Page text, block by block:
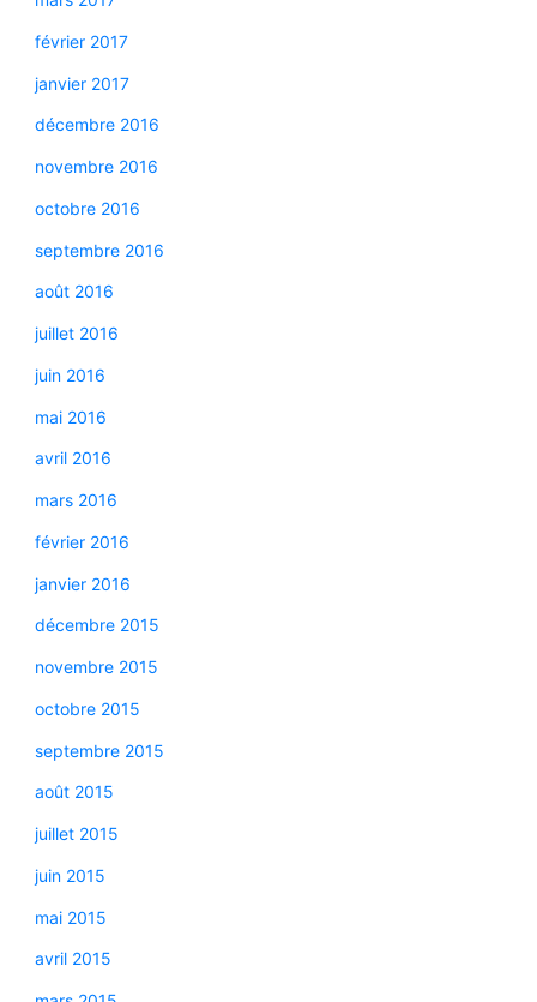
février 2017
janvier 2017
décembre 2016
novembre 2016
octobre 2016
septembre 2016
août 2016
juillet 2016
juin 2016
mai 2016
avril 2016
mars 2016
février 2016
janvier 2016
décembre 2015
novembre 2015
octobre 2015
septembre 2015
août 2015
juillet 2015
juin 2015
mai 2015
avril 2015